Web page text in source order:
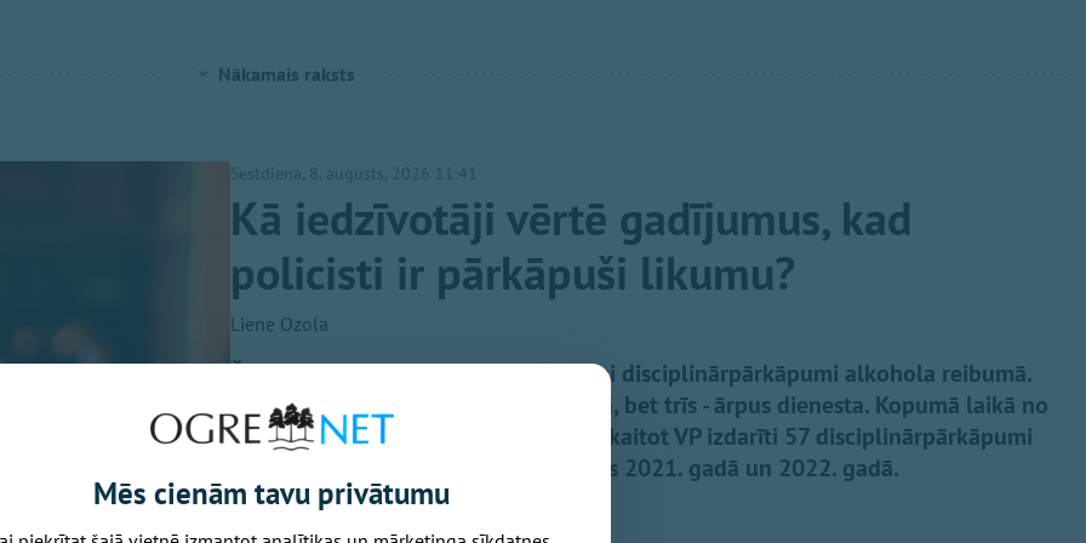
Nākamais raksts
Sestdiena, 8. augusts, 2026 11:41
Kā iedzīvotāji vērtē gadījumus, kad
policisti ir pārkāpuši likumu?
Liene Ozola
Šogad Valsts policijā (VP) fiksēti pieci disciplinārpārkāpumi alkohola reibumā.
Divi pārkāpumi izdarīti dienesta laikā, bet trīs - ārpus dienesta. Kopumā laikā no
2021. gada līdz šī gada augustam ieskaitot VP izdarīti 57 disciplinārpārkāpumi
alkohola reibumā. No tiem 31 izdarīts 2021. gadā un 2022. gadā.
Mēs cienām tavu privātumu